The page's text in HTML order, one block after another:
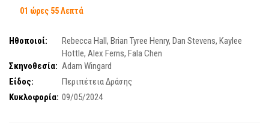
01 ώρες 55 Λεπτά
Ηθοποιοί: Rebecca Hall, Brian Tyree Henry, Dan Stevens, Kaylee
Hottle, Alex Ferns, Fala Chen
Σκηνοθεσία: Adam Wingard
Είδος:
Περιπέτεια Δράσης
Κυκλοφορία: 09/05/2024